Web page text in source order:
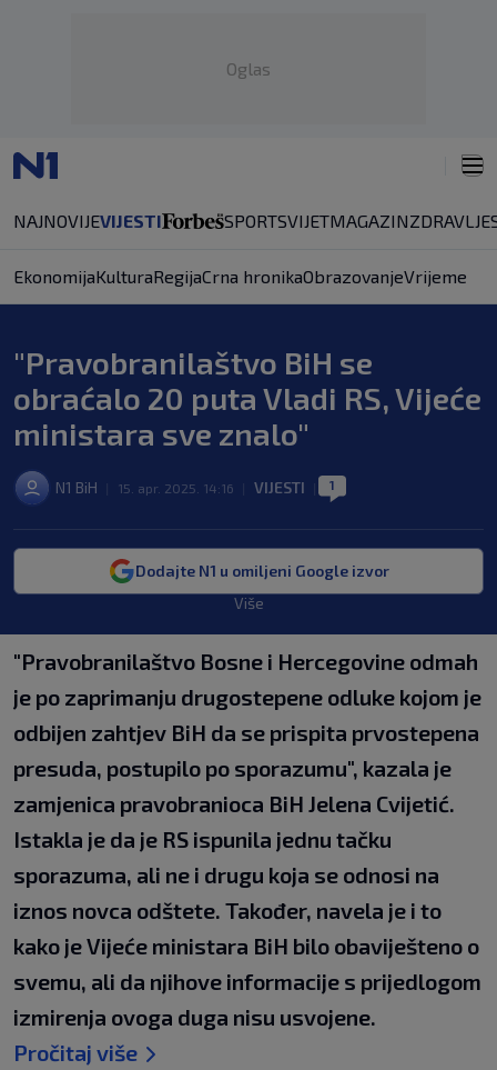
Oglas
NAJNOVIJEVIJESTI SPORTSVIJETMAGAZINZDRAVLJE
EkonomijaKulturaRegijaCrna hronikaObrazovanjeVrijeme
"Pravobranilaštvo BiH se
obraćalo 20 puta Vladi RS, Vijeće
ministara sve znalo"
N1 BiH 15. apr. 2025. 14:16 VIJESTI 1
Dodajte N1 u omiljeni Google izvor
Više
"Pravobranilaštvo Bosne i Hercegovine odmah
je po zaprimanju drugostepene odluke kojom je
odbijen zahtjev BiH da se prispita prvostepena
presuda, postupilo po sporazumu", kazala je
zamjenica pravobranioca BiH Jelena Cvijetić.
Istakla je da je RS ispunila jednu tačku
sporazuma, ali ne i drugu koja se odnosi na
iznos novca odštete. Također, navela je i to
kako je Vijeće ministara BiH bilo obaviješteno o
svemu, ali da njihove informacije s prijedlogom
izmirenja ovoga duga nisu usvojene.
Pročitaj više